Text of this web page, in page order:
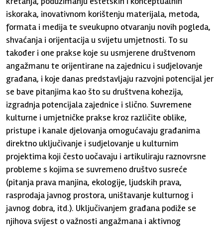
iskoraka, inovativnom korištenju materijala, metoda,
formata i medija te sveukupno otvaranju novih pogleda,
shvaćanja i orijentacija u svijetu umjetnosti. To su
također i one prakse koje su usmjerene društvenom
angažmanu te orijentirane na zajednicu i sudjelovanje
građana, i koje danas predstavljaju razvojni potencijal jer
se bave pitanjima kao što su društvena kohezija,
izgradnja potencijala zajednice i slično. Suvremene
kulturne i umjetničke prakse kroz različite oblike,
pristupe i kanale djelovanja omogućavaju građanima
direktno uključivanje i sudjelovanje u kulturnim
projektima koji često uočavaju i artikuliraju raznovrsne
probleme s kojima se suvremeno društvo susreće
(pitanja prava manjina, ekologije, ljudskih prava,
rasprodaja javnog prostora, uništavanje kulturnog i
javnog dobra, itd.). Uključivanjem građana podiže se
njihova svijest o važnosti angažmana i aktivnog